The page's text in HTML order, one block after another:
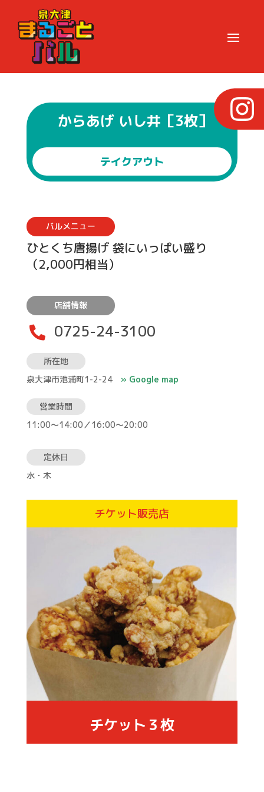
からあげ いし井［3枚］
テイクアウト
バルメニュー
ひとくち唐揚げ 袋にいっぱい盛り
（2,000円相当）
店舗情報
 0725-24-3100
所在地
泉大津市池浦町1-2-24 » Google map
営業時間
11:00～14:00／16:00～20:00
定休日
水・木
チケット販売店
チケット３枚